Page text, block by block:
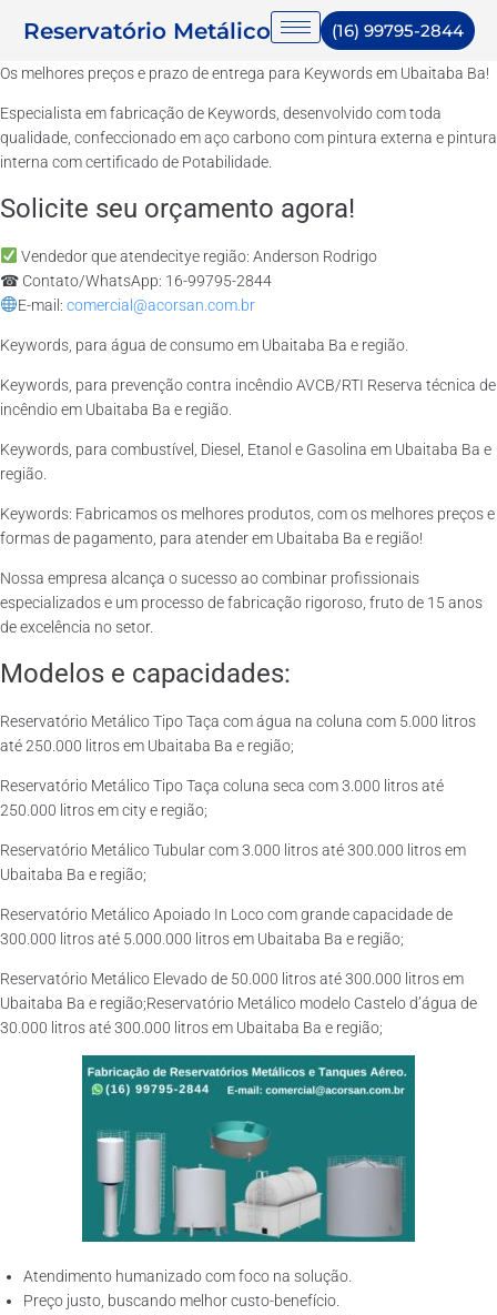
Reservatório Metálico (16) 99795-2844
Os melhores preços e prazo de entrega para Keywords em Ubaitaba Ba!
Especialista em fabricação de Keywords, desenvolvido com toda
qualidade, confeccionado em aço carbono com pintura externa e pintura
interna com certificado de Potabilidade.
Solicite seu orçamento agora!
Vendedor que atendecitye região: Anderson Rodrigo
☎ Contato/WhatsApp: 16-99795-2844
E-mail: comercial@acorsan.com.br
Keywords, para água de consumo em Ubaitaba Ba e região.
Keywords, para prevenção contra incêndio AVCB/RTI Reserva técnica de
incêndio em Ubaitaba Ba e região.
Keywords, para combustível, Diesel, Etanol e Gasolina em Ubaitaba Ba e
região.
Keywords: Fabricamos os melhores produtos, com os melhores preços e
formas de pagamento, para atender em Ubaitaba Ba e região!
Nossa empresa alcança o sucesso ao combinar profissionais
especializados e um processo de fabricação rigoroso, fruto de 15 anos
de excelência no setor.
Modelos e capacidades:
Reservatório Metálico Tipo Taça com água na coluna com 5.000 litros
até 250.000 litros em Ubaitaba Ba e região;
Reservatório Metálico Tipo Taça coluna seca com 3.000 litros até
250.000 litros em city e região;
Reservatório Metálico Tubular com 3.000 litros até 300.000 litros em
Ubaitaba Ba e região;
Reservatório Metálico Apoiado In Loco com grande capacidade de
300.000 litros até 5.000.000 litros em Ubaitaba Ba e região;
Reservatório Metálico Elevado de 50.000 litros até 300.000 litros em
Ubaitaba Ba e região;Reservatório Metálico modelo Castelo d’água de
30.000 litros até 300.000 litros em Ubaitaba Ba e região;
Atendimento humanizado com foco na solução.
Preço justo, buscando melhor custo-benefício.